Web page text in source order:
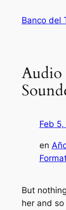
Banco del
Audio
Feb
en
But
her and